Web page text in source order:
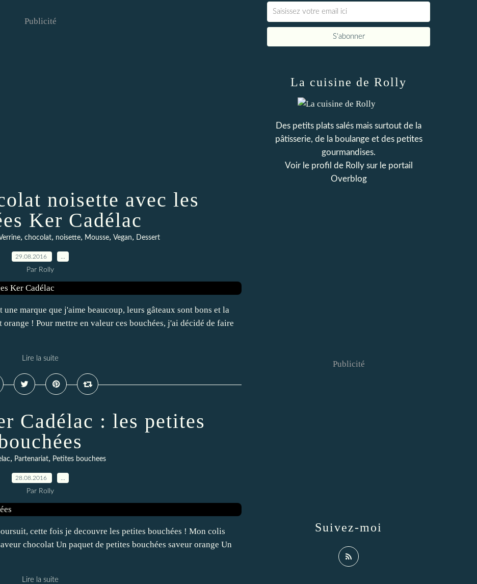
Publicité
noisette avec les
Ker Cadélac
, chocolat, noisette, Mousse, Vegan, Dessert
29.08.2016
Par Rolly
une marque que j'aime beaucoup, leurs gâteaux sont bons et la
! Pour mettre en valeur ces bouchées, j'ai décidé de faire
Lire la suite
Cadélac : les petites
, Partenariat, Petites bouchees
28.08.2016
Par Rolly
cette fois je decouvre les petites bouchées ! Mon colis
chocolat Un paquet de petites bouchées saveur orange Un
Lire la suite
La cuisine de Rolly
Des petits plats salés mais surtout de la
pâtisserie, de la boulange et des petites
gourmandises.
Voir le profil de Rollysur le portail
Overblog
Suivez-moi
Publicité